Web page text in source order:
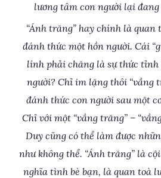
lương tâm con người lại
“Ánh trăng” hay chính là quan
đánh thức một hồn người. Cái
lính phải chăng là sự thức tỉnh
người? Chỉ im lặng thôi “vầng
đánh thức con người sau một
Chỉ với một “vầng trăng” –
Duy cũng có thể làm được
như không thể. “Ánh trăng” là
nghĩa tình bè bạn, là quan toà